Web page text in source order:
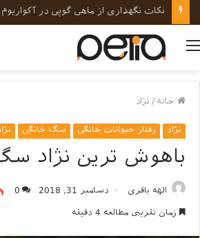
نکات نگهداری از ماهی گوپی در آکواریوم
منو
خانه / نژاد
نژاد رفتار حیوانات خانگی سگ خانگی
باهوش ترین نژاد
الهه باقری دسامبر 31, 2018 0
زمان تقریبی مطالعه 4 دقیقه